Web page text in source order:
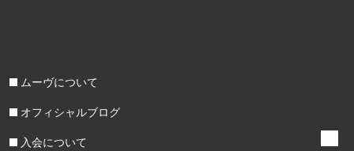
ムーヴについて
オフィシャルブログ
入会について